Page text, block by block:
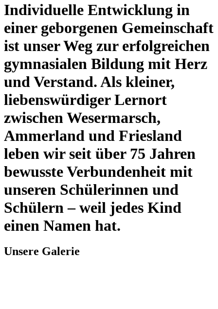
Individuelle Entwicklung in
einer geborgenen Gemeinschaft
ist unser Weg zur erfolgreichen
gymnasialen Bildung mit Herz
und Verstand. Als kleiner,
liebenswürdiger Lernort
zwischen Wesermarsch,
Ammerland und Friesland
leben wir seit über 75 Jahren
bewusste Verbundenheit mit
unseren Schülerinnen und
Schülern – weil jedes Kind
einen Namen hat.
Unsere Galerie